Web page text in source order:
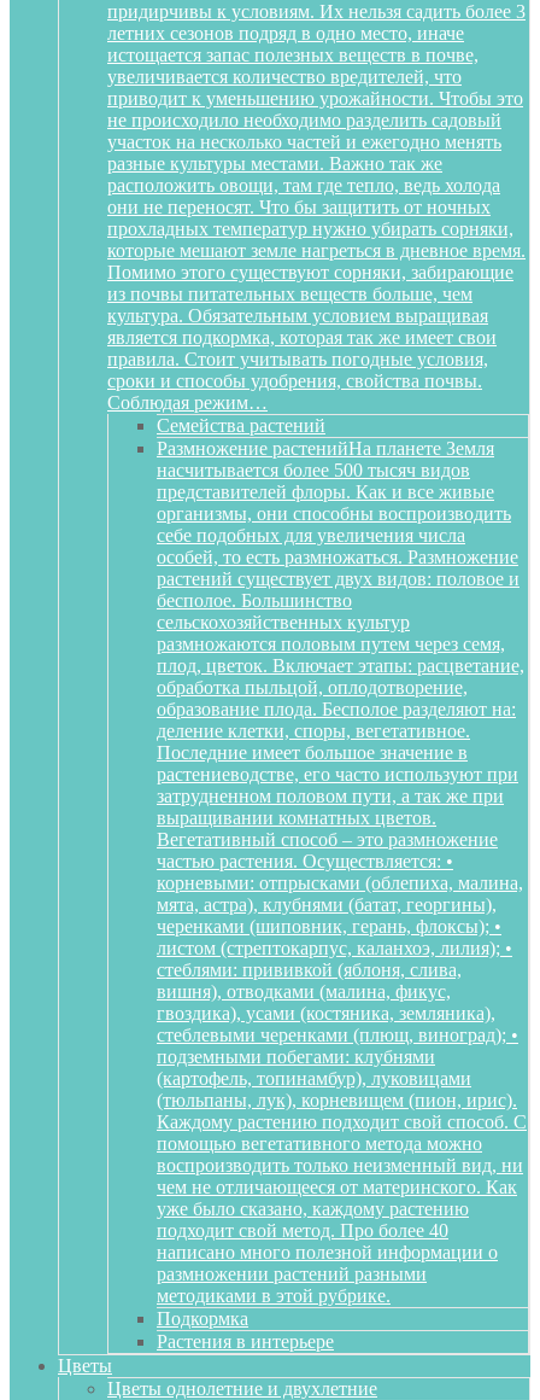
придирчивы к условиям. Их нельзя садить более 3
летних сезонов подряд в одно место, иначе
истощается запас полезных веществ в почве,
увеличивается количество вредителей, что
приводит к уменьшению урожайности. Чтобы это
не происходило необходимо разделить садовый
участок на несколько частей и ежегодно менять
разные культуры местами. Важно так же
расположить овощи, там где тепло, ведь холода
они не переносят. Что бы защитить от ночных
прохладных температур нужно убирать сорняки,
которые мешают земле нагреться в дневное время.
Помимо этого существуют сорняки, забирающие
из почвы питательных веществ больше, чем
культура. Обязательным условием выращивая
является подкормка, которая так же имеет свои
правила. Стоит учитывать погодные условия,
сроки и способы удобрения, свойства почвы.
Соблюдая режим…
Семейства растений
Размножение растенийНа планете Земля
насчитывается более 500 тысяч видов
представителей флоры. Как и все живые
организмы, они способны воспроизводить
себе подобных для увеличения числа
особей, то есть размножаться. Размножение
растений существует двух видов: половое и
бесполое. Большинство
сельскохозяйственных культур
размножаются половым путем через семя,
плод, цветок. Включает этапы: расцветание,
обработка пыльцой, оплодотворение,
образование плода. Бесполое разделяют на:
деление клетки, споры, вегетативное.
Последние имеет большое значение в
растениеводстве, его часто используют при
затрудненном половом пути, а так же при
выращивании комнатных цветов.
Вегетативный способ – это размножение
частью растения. Осуществляется: •
корневыми: отпрысками (облепиха, малина,
мята, астра), клубнями (батат, георгины),
черенками (шиповник, герань, флоксы); •
листом (стрептокарпус, каланхоэ, лилия); •
стеблями: прививкой (яблоня, слива,
вишня), отводками (малина, фикус,
гвоздика), усами (костяника, земляника),
стеблевыми черенками (плющ, виноград); •
подземными побегами: клубнями
(картофель, топинамбур), луковицами
(тюльпаны, лук), корневищем (пион, ирис).
Каждому растению подходит свой способ. С
помощью вегетативного метода можно
воспроизводить только неизменный вид, ни
чем не отличающееся от материнского. Как
уже было сказано, каждому растению
подходит свой метод. Про более 40
написано много полезной информации о
размножении растений разными
методиками в этой рубрике.
Подкормка
Растения в интерьере
Цветы
Цветы однолетние и двухлетние